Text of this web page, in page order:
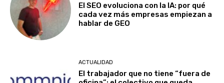
El SEO evoluciona con la IA: por qué
cada vez más empresas empiezan a
hablar de GEO
ACTUALIDAD
El trabajador que no tiene “fuera de